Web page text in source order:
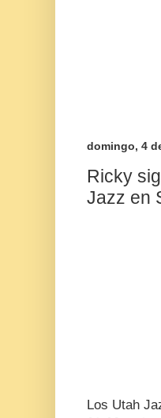
domingo, 4
Ricky
Jazz en
Los Utah